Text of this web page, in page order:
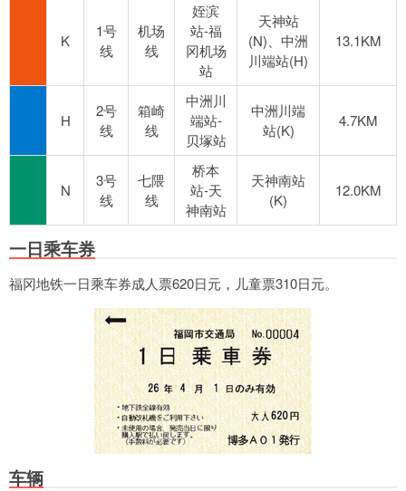
K
1号
线
机场
线
姪滨
站-福
冈机场
站
天神站
(N)、中洲
川端站(H)
13.1KM
H
2号
线
箱崎
线
中洲川
端站-
贝塚站
中洲川端
站(K)
4.7KM
N
3号
线
七隈
线
桥本
站-天
神南站
天神南站
(K)
12.0KM
一日乘车券
福冈地铁一日乘车券成人票620日元，儿童票310日元。
车辆